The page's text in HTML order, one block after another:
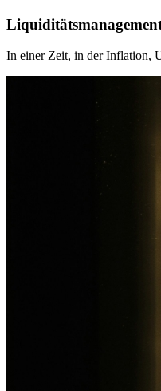
In einer Zeit, in der Inflation,